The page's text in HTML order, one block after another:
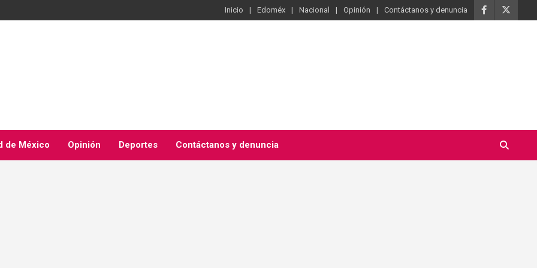
Inicio Edoméx Nacional Opinión Contáctanos y denuncia
de México Opinión Deportes Contáctanos y denuncia